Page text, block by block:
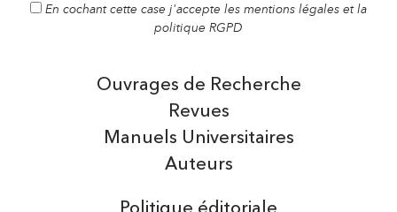
En cochant cette case j'accepte les mentions légales et la
politique RGPD
Auteurs
Manuels Universitaires
Ouvrages de Recherche
Revues